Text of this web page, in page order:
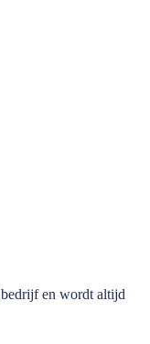
en wordt altijd